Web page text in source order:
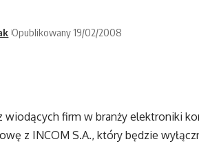
Opublikowany 19/02/2008
wiodących firm w branży elektroniki
z INCOM S.A., który będzie